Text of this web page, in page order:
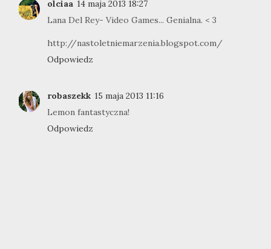
olciaa 14 maja 2013 18:27
Lana Del Rey- Video Games... Genialna. < 3
http://nastoletniemarzenia.blogspot.com/
Odpowiedz
robaszekk 15 maja 2013 11:16
Lemon fantastyczna!
Odpowiedz